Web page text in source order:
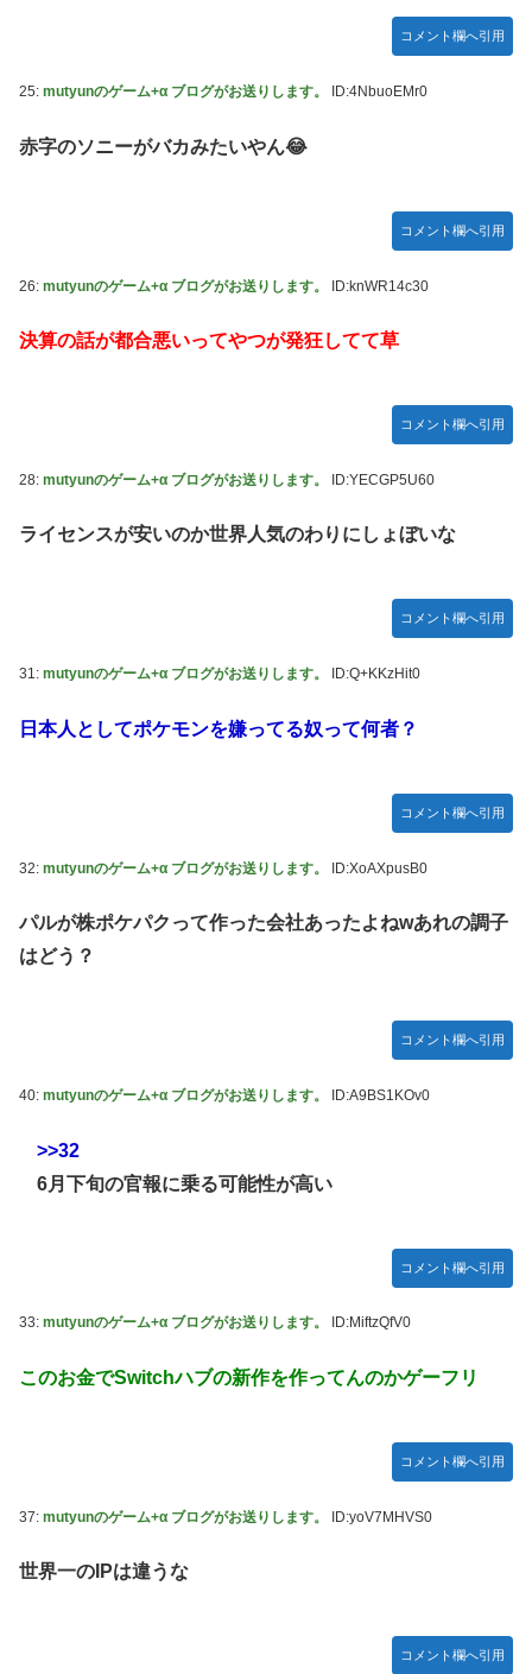
コメント欄へ引用
25: mutyunのゲーム+α ブログがお送りします。 ID:4NbuoEMr0
赤字のソニーがバカみたいやん😂
コメント欄へ引用
26: mutyunのゲーム+α ブログがお送りします。 ID:knWR14c30
決算の話が都合悪いってやつが発狂してて草
コメント欄へ引用
28: mutyunのゲーム+α ブログがお送りします。 ID:YECGP5U60
ライセンスが安いのか世界人気のわりにしょぼいな
コメント欄へ引用
31: mutyunのゲーム+α ブログがお送りします。 ID:Q+KKzHit0
日本人としてポケモンを嫌ってる奴って何者？
コメント欄へ引用
32: mutyunのゲーム+α ブログがお送りします。 ID:XoAXpusB0
パルが株ポケパクって作った会社あったよねwあれの調子
はどう？
コメント欄へ引用
40: mutyunのゲーム+α ブログがお送りします。 ID:A9BS1KOv0
>>32
6月下旬の官報に乗る可能性が高い
コメント欄へ引用
33: mutyunのゲーム+α ブログがお送りします。 ID:MiftzQfV0
このお金でSwitchハブの新作を作ってんのかゲーフリ
コメント欄へ引用
37: mutyunのゲーム+α ブログがお送りします。 ID:yoV7MHVS0
世界一のIPは違うな
コメント欄へ引用